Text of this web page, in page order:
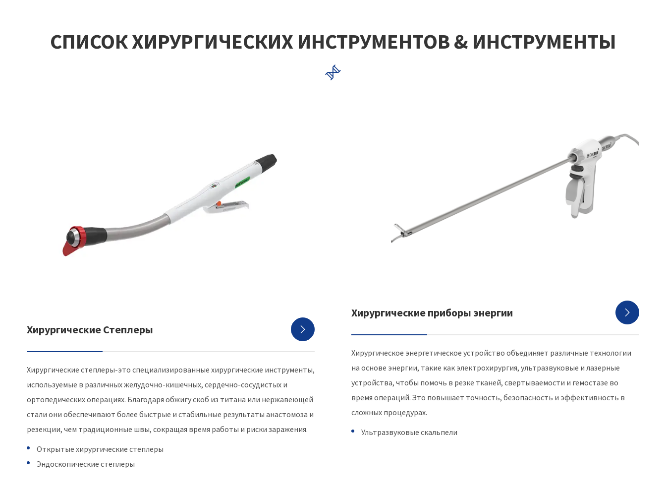
СПИСОК ХИРУРГИЧЕСКИХ ИНСТРУМЕНТОВ & ИНСТРУМЕНТЫ

Хирургические Степлеры 
Хирургические степлеры-это специализированные хирургические инструменты,
используемые в различных желудочно-кишечных, сердечно-сосудистых и
ортопедических операциях. Благодаря обжигу скоб из титана или нержавеющей
стали они обеспечивают более быстрые и стабильные результаты анастомоза и
резекции, чем традиционные швы, сокращая время работы и риски заражения.
Открытые хирургические степлеры
Эндоскопические степлеры
Хирургические приборы энергии 
Хирургическое энергетическое устройство объединяет различные технологии
на основе энергии, такие как электрохирургия, ультразвуковые и лазерные
устройства, чтобы помочь в резке тканей, свертываемости и гемостазе во
время операций. Это повышает точность, безопасность и эффективность в
сложных процедурах.
Ультразвуковые скальпели